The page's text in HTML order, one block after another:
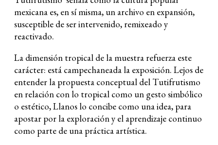
mexicana es, en sí misma, un archivo en expansión,
susceptible de ser intervenido, remixeado y
reactivado.
La dimensión tropical de la muestra refuerza este
carácter: está campechaneada la exposición. Lejos de
entender la propuesta conceptual del Tutifrutismo
en relación con lo tropical como un gesto simbólico
o estético, Llanos lo concibe como una idea, para
apostar por la exploración y el aprendizaje continuo
como parte de una práctica artística.